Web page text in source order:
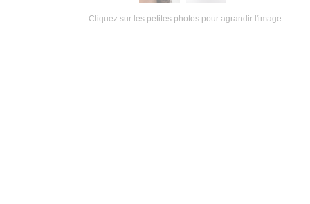
Cliquez sur les petites photos pour agrandir l'image.